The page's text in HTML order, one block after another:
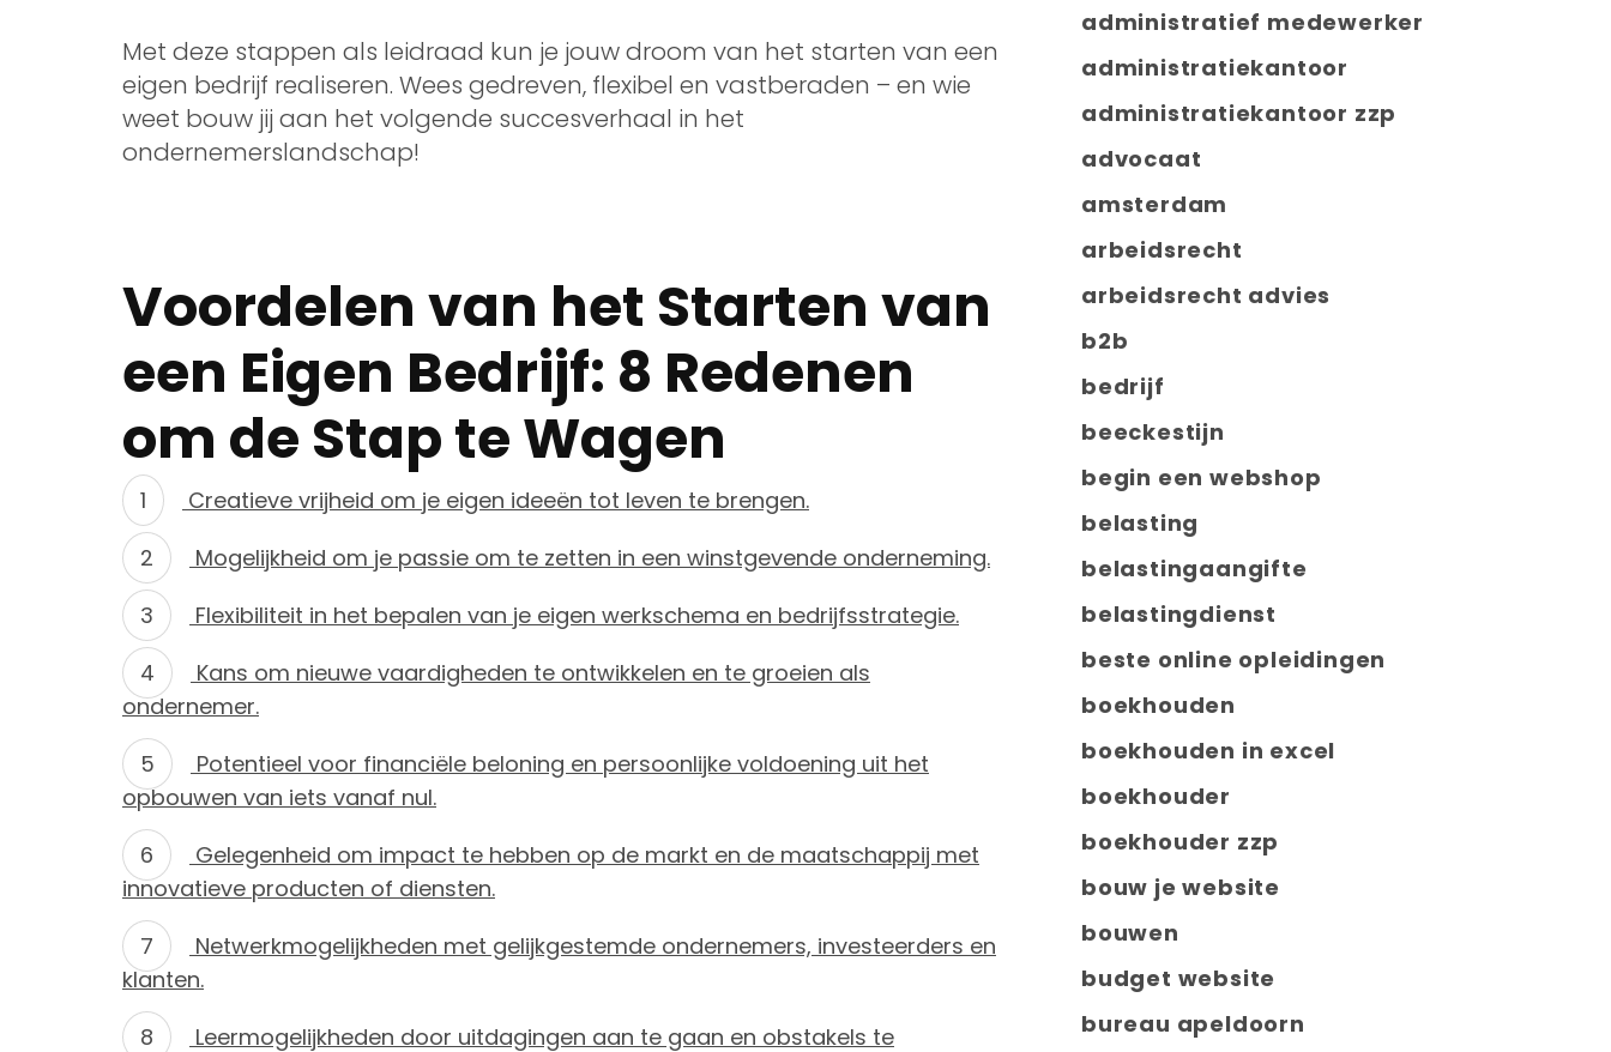
Met deze stappen als leidraad kun je jouw droom van het starten van een
eigen bedrijf realiseren. Wees gedreven, flexibel en vastberaden – en wie
weet bouw jij aan het volgende succesverhaal in het
ondernemerslandschap!
Voordelen van het Starten van
een Eigen Bedrijf: 8 Redenen
om de Stap te Wagen
Creatieve vrijheid om je eigen ideeën tot leven te brengen.
Mogelijkheid om je passie om te zetten in een winstgevende onderneming.
Flexibiliteit in het bepalen van je eigen werkschema en bedrijfsstrategie.
Kans om nieuwe vaardigheden te ontwikkelen en te groeien als
ondernemer.
Potentieel voor financiële beloning en persoonlijke voldoening uit het
opbouwen van iets vanaf nul.
Gelegenheid om impact te hebben op de markt en de maatschappij met
innovatieve producten of diensten.
Netwerkmogelijkheden met gelijkgestemde ondernemers, investeerders en
klanten.
Leermogelijkheden door uitdagingen aan te gaan en obstakels te
administratief medewerker
administratiekantoor
administratiekantoor zzp
advocaat
amsterdam
arbeidsrecht
arbeidsrecht advies
b2b
bedrijf
beeckestijn
begin een webshop
belasting
belastingaangifte
belastingdienst
beste online opleidingen
boekhouden
boekhouden in excel
boekhouder
boekhouder zzp
bouw je website
bouwen
budget website
bureau apeldoorn